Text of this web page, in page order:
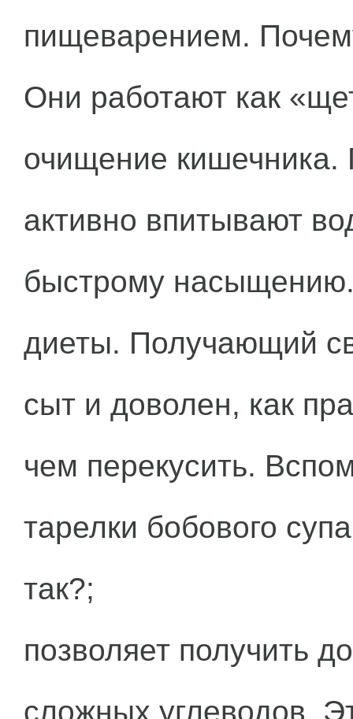
пищеварением.
Они работают как
очищение кишечника.
активно впитывают
быстрому насыщению.
диеты. Получающий
сыт и доволен, как
чем перекусить.
тарелки бобового
так?;
позволяет получить
сложных углеводов.